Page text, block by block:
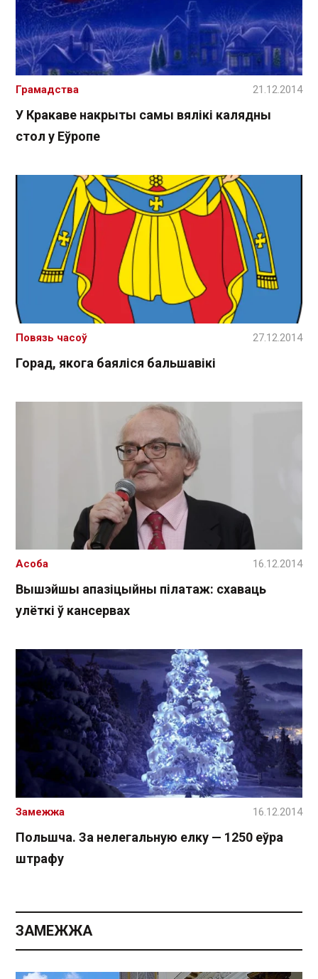
У Кракаве накрыты самы вялікі калядны
стол у Еўропе
Грамадства 21.12.2014
Горад, якога баяліся бальшавікі
Повязь часоў 27.12.2014
Вышэйшы апазіцыйны пілатаж: схаваць
улёткі ў кансервах
Асоба 16.12.2014
Польшча. За нелегальную елку — 1250 еўра
штрафу
Замежжа 16.12.2014
ЗАМЕЖЖА